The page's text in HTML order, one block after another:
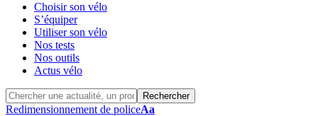
Choisir son vélo
S’équiper
Utiliser son vélo
Nos tests
Nos outils
Actus vélo
Redimensionnement de policeAa